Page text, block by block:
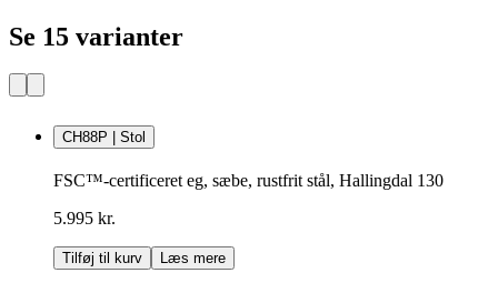
Se 15 varianter
CH88P | Stol
FSC™-certificeret eg, sæbe, rustfrit stål, Hallingdal 130
5.995 kr.
Tilføj til kurv Læs mere